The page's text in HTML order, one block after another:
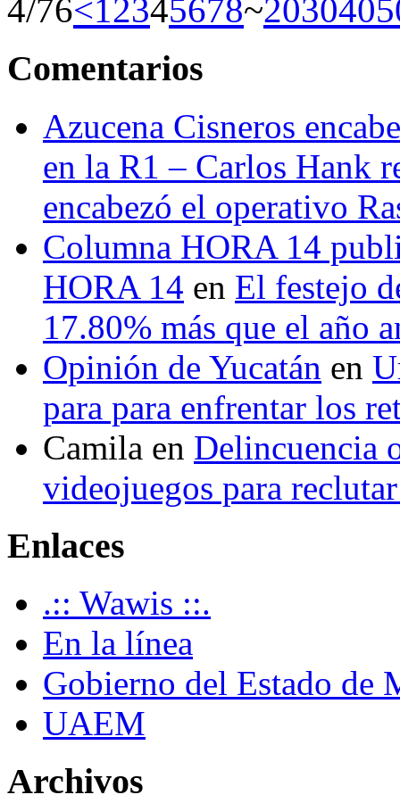
4/76<12345678~203040
Comentarios
Azucena Cisneros
en la R1 – Carlos Hank
encabezó el operativo
Columna HORA 14
HORA 14 en El festejo
17.80% más que el año
Opinión de Yucatán en
para para enfrentar los
Camila en Delincuencia
videojuegos para
Enlaces
.:: Wawis ::.
En la línea
Gobierno del Estado de
UAEM
Archivos